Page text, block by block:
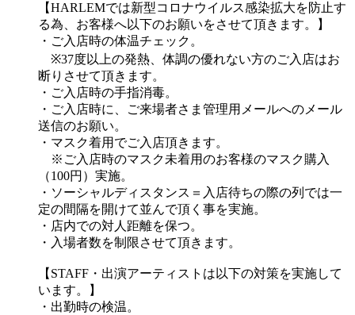
【HARLEMでは新型コロナウイルス感染拡大を防止す
る為、お客様へ以下のお願いをさせて頂きます。】
・ご入店時の体温チェック。
※37度以上の発熱、体調の優れない方のご入店はお
断りさせて頂きます。
・ご入店時の手指消毒。
・ご入店時に、ご来場者さま管理用メールへのメール
送信のお願い。
・マスク着用でご入店頂きます。
※ご入店時のマスク未着用のお客様のマスク購入
（100円）実施。
・ソーシャルディスタンス＝入店待ちの際の列では一
定の間隔を開けて並んで頂く事を実施。
・店内での対人距離を保つ。
・入場者数を制限させて頂きます。
【STAFF・出演アーティストは以下の対策を実施して
います。】
・出勤時の検温。